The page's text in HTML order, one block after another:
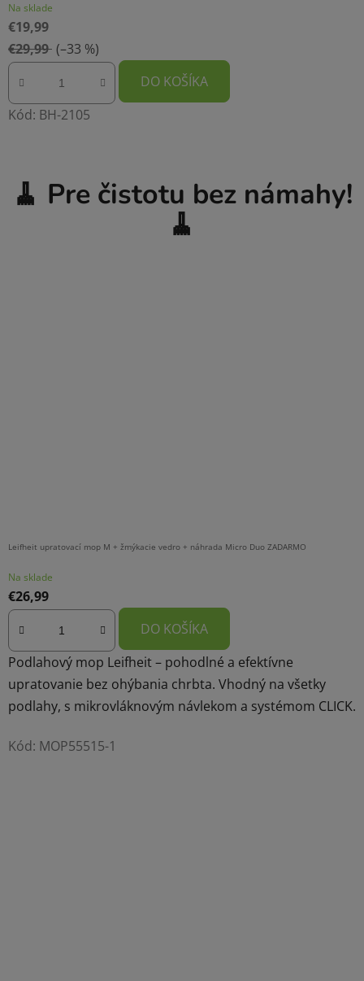
Na sklade
€19,99
€29,99 (–33 %)
DO KOŠÍKA
Kód: BH-2105
🧹 Pre čistotu bez námahy!
🧹
Leifheit upratovací mop M + žmýkacie vedro + náhrada Micro Duo ZADARMO
Na sklade
€26,99
DO KOŠÍKA
Podlahový mop Leifheit – pohodlné a efektívne
upratovanie bez ohýbania chrbta. Vhodný na všetky
podlahy, s mikrovláknovým návlekom a systémom CLICK.
Kód: MOP55515-1